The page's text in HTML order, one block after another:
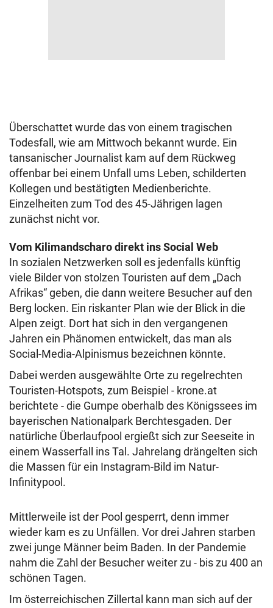
Überschattet wurde das von einem tragischen
Todesfall, wie am Mittwoch bekannt wurde. Ein
tansanischer Journalist kam auf dem Rückweg
offenbar bei einem Unfall ums Leben, schilderten
Kollegen und bestätigten Medienberichte.
Einzelheiten zum Tod des 45-Jährigen lagen
zunächst nicht vor.
Vom Kilimandscharo direkt ins Social Web
In sozialen Netzwerken soll es jedenfalls künftig
viele Bilder von stolzen Touristen auf dem „Dach
Afrikas“ geben, die dann weitere Besucher auf den
Berg locken. Ein riskanter Plan wie der Blick in die
Alpen zeigt. Dort hat sich in den vergangenen
Jahren ein Phänomen entwickelt, das man als
Social-Media-Alpinismus bezeichnen könnte.
Dabei werden ausgewählte Orte zu regelrechten
Touristen-Hotspots, zum Beispiel - krone.at
berichtete - die Gumpe oberhalb des Königssees im
bayerischen Nationalpark Berchtesgaden. Der
natürliche Überlaufpool ergießt sich zur Seeseite in
einem Wasserfall ins Tal. Jahrelang drängelten sich
die Massen für ein Instagram-Bild im Natur-
Infinitypool.
Mittlerweile ist der Pool gesperrt, denn immer
wieder kam es zu Unfällen. Vor drei Jahren starben
zwei junge Männer beim Baden. In der Pandemie
nahm die Zahl der Besucher weiter zu - bis zu 400 an
schönen Tagen.
Im österreichischen Zillertal kann man sich auf der